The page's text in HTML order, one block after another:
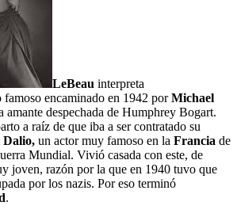
LeBeau interpreta
famoso encaminado en 1942 porMichael
amante despechada de Humphrey Bogart.
a raíz de que iba a ser contratado su
Dalio, un actor muy famoso en la Francia de
Mundial. Vivió casada con este, de
joven, razón por la que en 1940 tuvo que
por los nazis. Por eso terminó
.